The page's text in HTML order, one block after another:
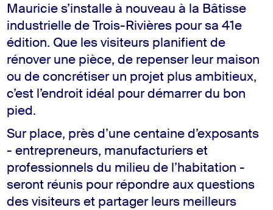
Mauricie s’installe à nouveau à la Bâtisse
industrielle de Trois-Rivières pour sa 41e
édition. Que les visiteurs planifient de
rénover une pièce, de repenser leur maison
ou de concrétiser un projet plus ambitieux,
c’est l’endroit idéal pour démarrer du bon
pied.
Sur place, près d’une centaine d’exposants
- entrepreneurs, manufacturiers et
professionnels du milieu de l’habitation -
seront réunis pour répondre aux questions
des visiteurs et partager leurs meilleurs